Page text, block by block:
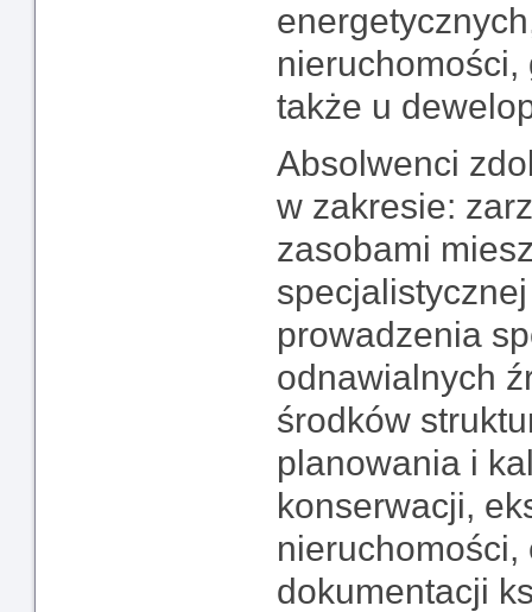
także u
Absolwenci
w zakresie:
zasobami
prowadzenia
odnawialnych
środków
planowania i
konserwacji,
dokumentacji